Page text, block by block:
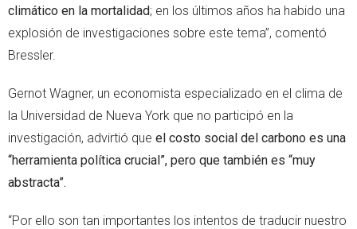
climático en la mortalidad; en los últimos años ha habido una
explosión de investigaciones sobre este tema”, comentó
Bressler.
Gernot Wagner, un economista especializado en el clima de
la Universidad de Nueva York que no participó en la
investigación, advirtió que el costo social del carbono es una
“herramienta política crucial”, pero que también es “muy
abstracta”.
“Por ello son tan importantes los intentos de traducir nuestro